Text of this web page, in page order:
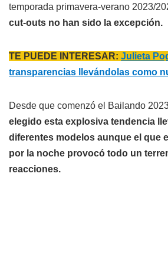
temporada primavera-verano 2023/
cut-outs no han sido la excepción.
TE PUEDE INTERESAR: Julieta
transparencias llevándolas como
Desde que comenzó el Bailando
elegido esta explosiva tendencia
diferentes modelos aunque el que
por la noche provocó todo un
reacciones.